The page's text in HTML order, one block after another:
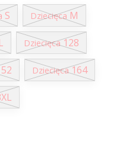
S Dziecięca M
Dziecięca 128
Dziecięca 164